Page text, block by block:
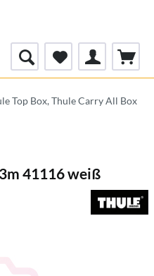
Top Box, Thule Carry All Box
41116 weiß